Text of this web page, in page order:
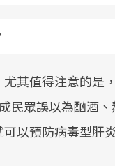
其值得注意的是
民眾誤以為酗酒
以預防病毒型肝